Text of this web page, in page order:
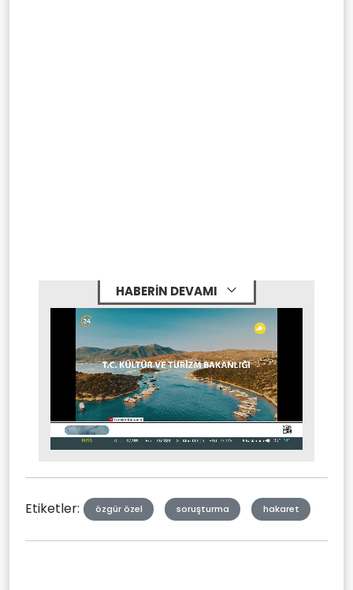
HABERİN DEVAMI
Mute Stream
Etiketler: özgür özel soruşturma hakaret